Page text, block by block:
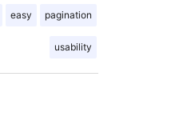
easy pagination
usability